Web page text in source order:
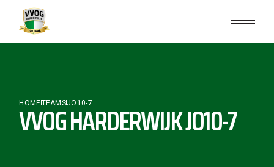
HOMETEAMSJO10-7
VVOG HARDERWIJK JO10-7